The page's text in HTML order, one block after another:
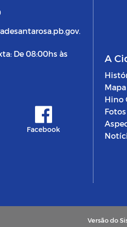
De 08:00hs às
Facebook
A
Mapa
Hino
Versão do